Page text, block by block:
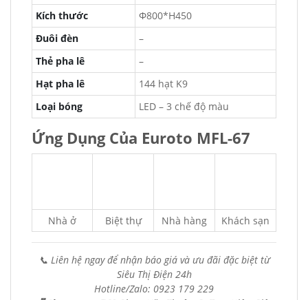
Kích thước
Φ800*H450
Đuôi đèn
–
Thẻ pha lê
–
Hạt pha lê
144 hạt K9
Loại bóng
LED – 3 chế độ màu
Ứng Dụng Của Euroto MFL-67
Nhà ở Biệt thự Nhà hàng Khách sạn
📞 Liên hệ ngay để nhận báo giá và ưu đãi đặc biệt từ
Siêu Thị Điện 24h
Hotline/Zalo: 0923 179 229